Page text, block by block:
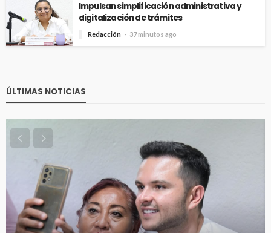
Impulsan simplificación administrativa y
digitalización de trámites
Redacción 37 minutos ago
ÚLTIMAS NOTICIAS